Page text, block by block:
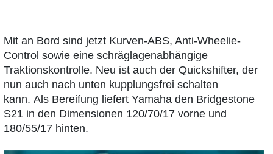
Mit an Bord sind jetzt Kurven-ABS, Anti-Wheelie-
Control sowie eine schräglagenabhängige
Traktionskontrolle. Neu ist auch der Quickshifter, der
nun auch nach unten kupplungsfrei schalten
kann. Als Bereifung liefert Yamaha den Bridgestone
S21 in den Dimensionen 120/70/17 vorne und
180/55/17 hinten.